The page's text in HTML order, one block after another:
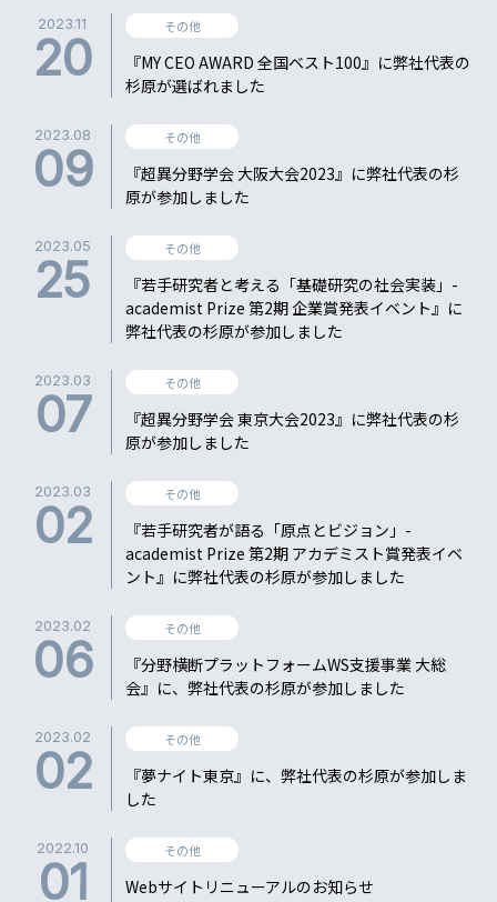
2023.11
20
その他
『MY CEO AWARD 全国ベスト100』に弊社代表の
杉原が選ばれました
2023.08
09
その他
『超異分野学会 大阪大会2023』に弊社代表の杉
原が参加しました
2023.05
25
その他
『若手研究者と考える「基礎研究の社会実装」-
academist Prize 第2期 企業賞発表イベント』に
弊社代表の杉原が参加しました
2023.03
07
その他
『超異分野学会 東京大会2023』に弊社代表の杉
原が参加しました
2023.03
02
その他
『若手研究者が語る「原点とビジョン」-
academist Prize 第2期 アカデミスト賞発表イベ
ント』に弊社代表の杉原が参加しました
2023.02
06
その他
『分野横断プラットフォームWS支援事業 大総
会』に、弊社代表の杉原が参加しました
2023.02
02
その他
『夢ナイト東京』に、弊社代表の杉原が参加しま
した
2022.10
01
その他
Webサイトリニューアルのお知らせ